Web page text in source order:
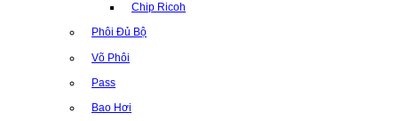
Chip Ricoh
Phôi Đủ Bộ
Võ Phôi
Pass
Bao Hơi